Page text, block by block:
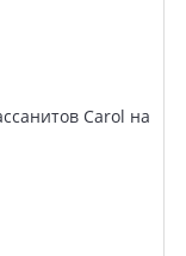
Carol на